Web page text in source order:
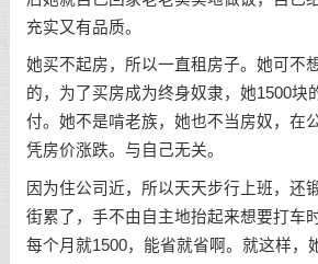
充实又有品质。
她买不起房，所以一直租房子。她可不
的，为了买房成为终身奴隶，她1500块
付。她不是啃老族，她也不当房奴，在
凭房价涨跌。与自己无关。
因为住公司近，所以天天步行上班，还
街累了，手不由自主地抬起来想要打车
每个月就1500，能省就省啊。就这样，